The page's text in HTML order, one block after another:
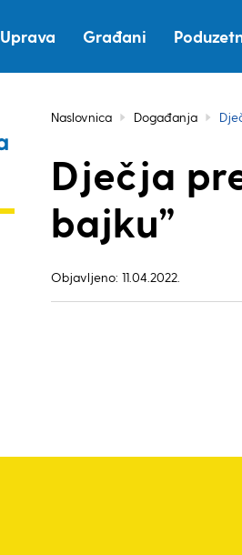
Uprava Građani
Naslovnica Događanja
Dječja
bajku”
Objavljeno: 11.04.2022.